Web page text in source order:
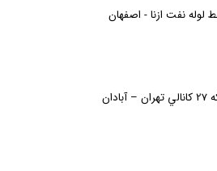
لوله نفت ازنا - اصفهان